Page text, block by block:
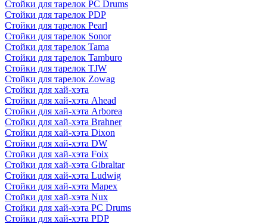
Стойки для тарелок PC Drums
Стойки для тарелок PDP
Стойки для тарелок Pearl
Стойки для тарелок Sonor
Стойки для тарелок Tama
Стойки для тарелок Tamburo
Стойки для тарелок TJW
Стойки для тарелок Zowag
Стойки для хай-хэта
Стойки для хай-хэта Ahead
Стойки для хай-хэта Arborea
Стойки для хай-хэта Brahner
Стойки для хай-хэта Dixon
Стойки для хай-хэта DW
Стойки для хай-хэта Foix
Стойки для хай-хэта Gibraltar
Стойки для хай-хэта Ludwig
Стойки для хай-хэта Mapex
Стойки для хай-хэта Nux
Стойки для хай-хэта PC Drums
Стойки для хай-хэта PDP